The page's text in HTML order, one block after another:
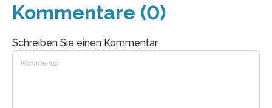
Kommentare (0)
Schreiben Sie einen Kommentar